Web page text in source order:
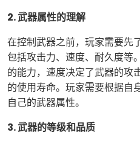
2. 武器属性的理解
在控制武器之前，玩家需要先
包括攻击力、速度、耐久度等
的能力，速度决定了武器的攻
的使用寿命。玩家需要根据自
自己的武器属性。
3. 武器的等级和品质